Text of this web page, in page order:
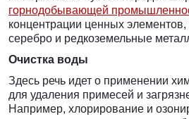
горнодобывающей
концентрации ценных элементов,
серебро и редкоземельные
Очистка воды
Здесь речь идет о применении
для удаления примесей и
Например, хлорирование и